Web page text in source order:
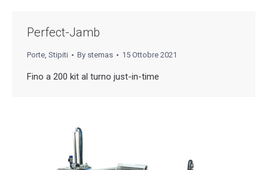
Perfect-Jamb
Porte, Stipiti By stemas 15 Ottobre 2021
Fino a 200 kit al turno just-in-time